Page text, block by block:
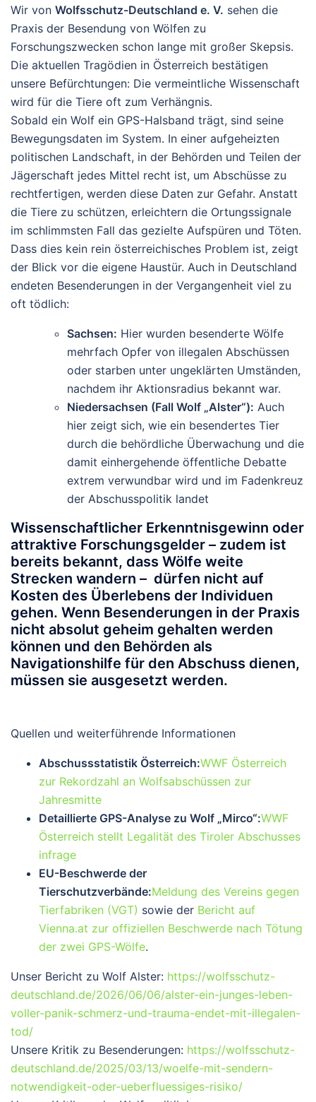
Wir von Wolfsschutz-Deutschland e. V. sehen die
Praxis der Besendung von Wölfen zu
Forschungszwecken schon lange mit großer Skepsis.
Die aktuellen Tragödien in Österreich bestätigen
unsere Befürchtungen: Die vermeintliche Wissenschaft
wird für die Tiere oft zum Verhängnis.
Sobald ein Wolf ein GPS-Halsband trägt, sind seine
Bewegungsdaten im System. In einer aufgeheizten
politischen Landschaft, in der Behörden und Teilen der
Jägerschaft jedes Mittel recht ist, um Abschüsse zu
rechtfertigen, werden diese Daten zur Gefahr. Anstatt
die Tiere zu schützen, erleichtern die Ortungssignale
im schlimmsten Fall das gezielte Aufspüren und Töten.
Dass dies kein rein österreichisches Problem ist, zeigt
der Blick vor die eigene Haustür. Auch in Deutschland
endeten Besenderungen in der Vergangenheit viel zu
oft tödlich:
Sachsen: Hier wurden besenderte Wölfe
mehrfach Opfer von illegalen Abschüssen
oder starben unter ungeklärten Umständen,
nachdem ihr Aktionsradius bekannt war.
Niedersachsen (Fall Wolf „Alster“): Auch
hier zeigt sich, wie ein besendertes Tier
durch die behördliche Überwachung und die
damit einhergehende öffentliche Debatte
extrem verwundbar wird und im Fadenkreuz
der Abschusspolitik landet
Wissenschaftlicher Erkenntnisgewinn oder
attraktive Forschungsgelder – zudem ist
bereits bekannt, dass Wölfe weite
Strecken wandern – dürfen nicht auf
Kosten des Überlebens der Individuen
gehen. Wenn Besenderungen in der Praxis
nicht absolut geheim gehalten werden
können und den Behörden als
Navigationshilfe für den Abschuss dienen,
müssen sie ausgesetzt werden.
Quellen und weiterführende Informationen
Abschussstatistik Österreich:WWF Österreich
zur Rekordzahl an Wolfsabschüssen zur
Jahresmitte
Detaillierte GPS-Analyse zu Wolf „Mirco“:WWF
Österreich stellt Legalität des Tiroler Abschusses
infrage
EU-Beschwerde der
Tierschutzverbände:Meldung des Vereins gegen
Tierfabriken (VGT) sowie der Bericht auf
Vienna.at zur offiziellen Beschwerde nach Tötung
der zwei GPS-Wölfe.
Unser Bericht zu Wolf Alster: https://wolfsschutz-
deutschland.de/2026/06/06/alster-ein-junges-leben-
voller-panik-schmerz-und-trauma-endet-mit-illegalen-
tod/
Unsere Kritik zu Besenderungen: https://wolfsschutz-
deutschland.de/2025/03/13/woelfe-mit-sendern-
notwendigkeit-oder-ueberfluessiges-risiko/